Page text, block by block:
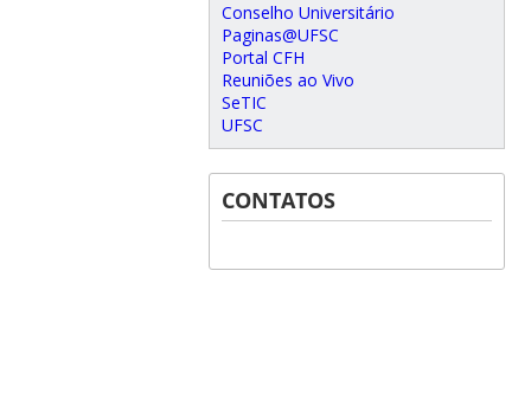
Conselho Universitário
Paginas@UFSC
Portal CFH
Reuniões ao Vivo
SeTIC
UFSC
CONTATOS